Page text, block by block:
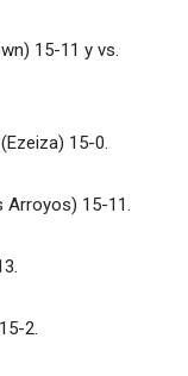
15-11 y vs.
15-0.
15-11.
2.